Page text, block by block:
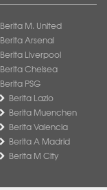
Berita M. United
Berita Arsenal
Berita Liverpool
Berita Chelsea
Berita PSG
Berita Lazio
Berita Muenchen
Berita Valencia
Berita A Madrid
Berita M City